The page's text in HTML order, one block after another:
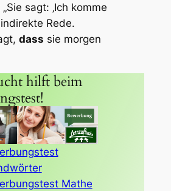
sagt: ‚Ich komme
indirekte Rede.
dass sie morgen
hilft beim
Mathe